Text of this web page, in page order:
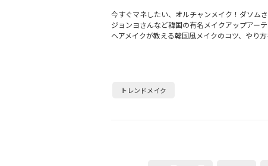
今すぐマネしたい、オルチャンメイク！ダソム
ジョンヨさんなど韓国の有名メイクアップアー
ヘアメイクが教える韓国風メイクのコツ、やり
トレンドメイク